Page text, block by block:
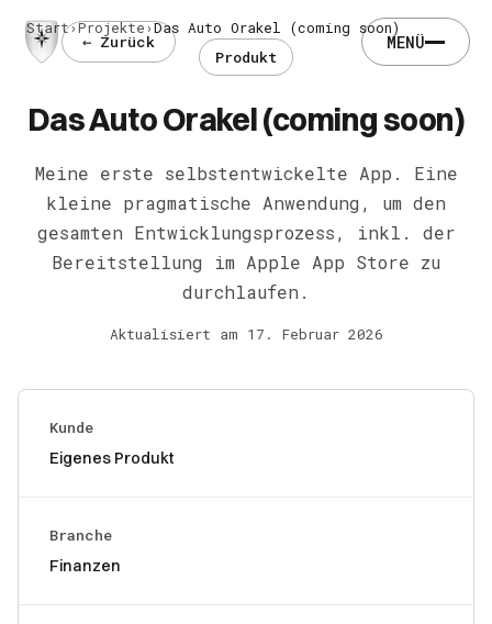
← Zurück MENÜ
Start Projekte Das Auto Orakel (coming soon)
Produkt
Das Auto Orakel (coming soon)
Meine erste selbstentwickelte App. Eine
kleine pragmatische Anwendung, um den
gesamten Entwicklungsprozess, inkl. der
Bereitstellung im Apple App Store zu
durchlaufen.
Aktualisiert am 17. Februar 2026
Kunde
Eigenes Produkt
Branche
Finanzen